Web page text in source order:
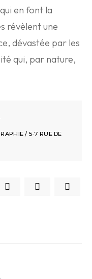
en font la
révèlent une
dévastée par les
qui, par nature,
/ 5-7 RUE DE